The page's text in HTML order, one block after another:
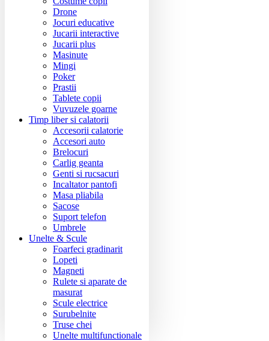
Drone
Jocuri educative
Jucarii interactive
Jucarii plus
Masinute
Mingi
Poker
Prastii
Tablete copii
Vuvuzele goarne
Timp liber si calatorii
Accesorii calatorie
Accesori auto
Brelocuri
Carlig geanta
Genti si rucsacuri
Incaltator pantofi
Masa pliabila
Sacose
Suport telefon
Umbrele
Unelte & Scule
Foarfeci gradinarit
Lopeti
Magneti
Rulete si aparate de
masurat
Scule electrice
Surubelnite
Truse chei
Unelte multifunctionale